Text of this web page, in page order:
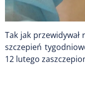
Tak jak
szczepień
12 lutego